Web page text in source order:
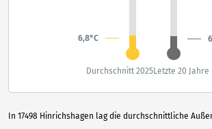
In 17498 Hinrichshagen lag die durchschnittliche
6,8°C
Durchschnitt 2025Letzte 20 Jahre